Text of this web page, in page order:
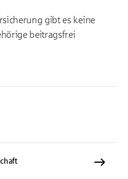
gibt es keine
beitragsfrei